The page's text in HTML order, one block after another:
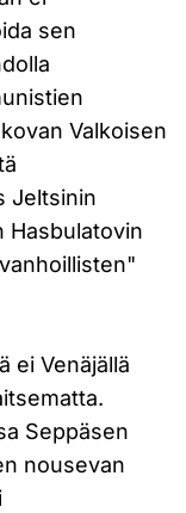
sen
Valkoisen
Jeltsinin
Hasbulatovin
ei Venäjällä
Seppäsen
nousevan